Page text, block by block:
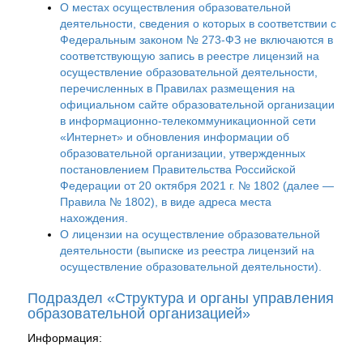
О местах осуществления образовательной
деятельности, сведения о которых в соответствии с
Федеральным законом № 273-ФЗ не включаются в
соответствующую запись в реестре лицензий на
осуществление образовательной деятельности,
перечисленных в Правилах размещения на
официальном сайте образовательной организации
в информационно-телекоммуникационной сети
«Интернет» и обновления информации об
образовательной организации, утвержденных
постановлением Правительства Российской
Федерации от 20 октября 2021 г. № 1802 (далее —
Правила № 1802), в виде адреса места
нахождения.
О лицензии на осуществление образовательной
деятельности (выписке из реестра лицензий на
осуществление образовательной деятельности).
Подраздел «Структура и органы управления
образовательной организацией»
Информация: